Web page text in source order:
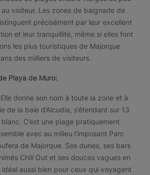
visiteur. Les zones de baignade de
précisément par leur excellent
et leur tranquillité, même si elles font
les plus touristiques de Majorque
des milliers de visiteurs.
Playa de Muro:
Elle donne son nom à toute la zone et à
de la baie d’Alcudia, s’étendant sur 13
C’est une plage pratiquement
avec au milieu l’imposant Parc
de Majorque. Ses dunes, ses bars
Chill Out et ses douces vagues en
idéal aussi bien pour ceux qui voyagent